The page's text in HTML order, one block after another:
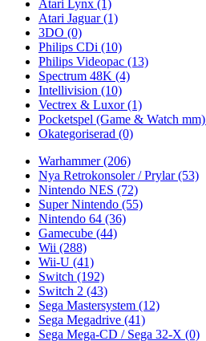
Atari Lynx (1)
Atari Jaguar(1)
3DO (0)
Philips CDi (10)
Philips Videopac (13)
Spectrum 48K (4)
Intellivision (10)
Vectrex & Luxor(1)
Pocketspel (Game & Watch mm)
Okategoriserad (0)
Warhammer(206)
Nya Retrokonsoler / Prylar(53)
Nintendo NES (72)
Super Nintendo (55)
Nintendo 64 (36)
Gamecube (44)
Wii (288)
Wii-U (41)
Switch (192)
Switch 2 (43)
Sega Mastersystem (12)
Sega Megadrive (41)
Sega Mega-CD / Sega 32-X (0)